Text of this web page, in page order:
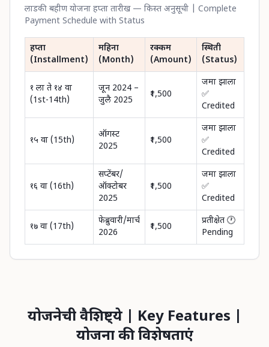
लाडकी बहीण योजना हप्ता तारीख — किस्त अनुसूची | Complete
Payment Schedule with Status
हप्ता
(Installment)
महिना
(Month)
रक्कम
(Amount)
स्थिती
(Status)
१ ला ते १४ वा
(1st-14th)
जून 2024 –
जुलै 2025
₹1,500
जमा झाला
✅
Credited
१५ वा (15th)
ऑगस्ट
2025
₹1,500
जमा झाला
✅
Credited
१६ वा (16th)
सप्टेंबर/
ऑक्टोबर
2025
₹1,500
जमा झाला
✅
Credited
१७ वा (17th)
फेब्रुवारी/मार्च
2026
₹1,500
प्रतीक्षेत 🕐
Pending
योजनेची वैशिष्ट्ये | Key Features |
योजना की विशेषताएं